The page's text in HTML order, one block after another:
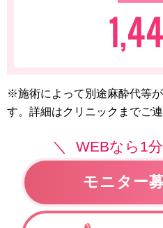
※施術によって別途麻酔代等
す。詳細はクリニックまでご連
WEBなら1
モニター